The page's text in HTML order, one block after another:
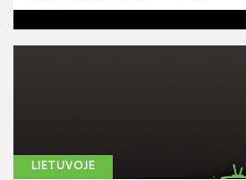
LIETUVOJE